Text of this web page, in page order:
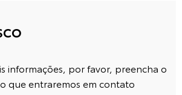
informações, por favor, preencha o
que entraremos em contato